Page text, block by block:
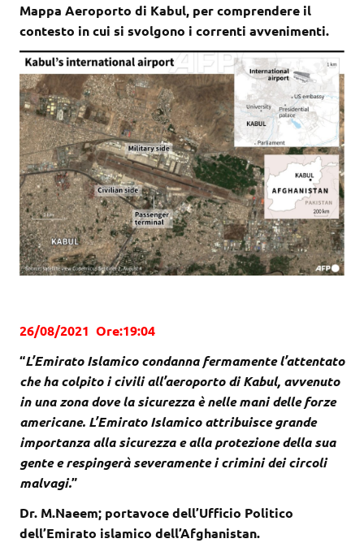
Mappa Aeroporto di Kabul, per comprendere il
contesto in cui si svolgono i correnti avvenimenti.
26/08/2021 Ore:19:04
“L’Emirato Islamico condanna fermamente l’attentato
che ha colpito i civili all’aeroporto di Kabul, avvenuto
in una zona dove la sicurezza è nelle mani delle forze
americane. L’Emirato Islamico attribuisce grande
importanza alla sicurezza e alla protezione della sua
gente e respingerà severamente i crimini dei circoli
malvagi.”
Dr. M.Naeem; portavoce dell’Ufficio Politico
dell’Emirato islamico dell’Afghanistan.